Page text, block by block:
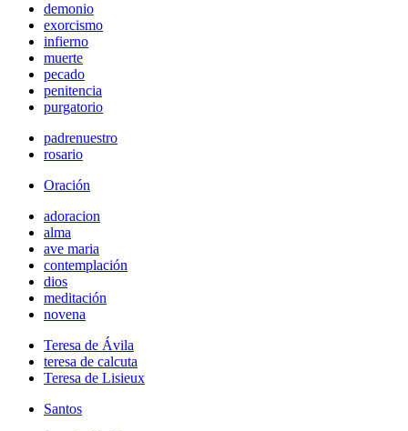
demonio
exorcismo
infierno
muerte
pecado
penitencia
purgatorio
padrenuestro
rosario
Oración
adoracion
alma
ave maria
contemplación
dios
meditación
novena
Teresa de Ávila
teresa de calcuta
Teresa de Lisieux
Santos